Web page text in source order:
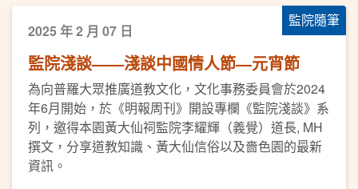
監院隨筆
2025 年 2 月 07 日
監院淺談——淺談中國情人節—元宵節
為向普羅大眾推廣道教文化，文化事務委員會於2024
年6月開始，於《明報周刊》開設專欄《監院淺談》系
列，邀得本園黃大仙祠監院李耀輝（義覺）道長, MH
撰文，分享道教知識、黃大仙信俗以及嗇色園的最新
資訊。